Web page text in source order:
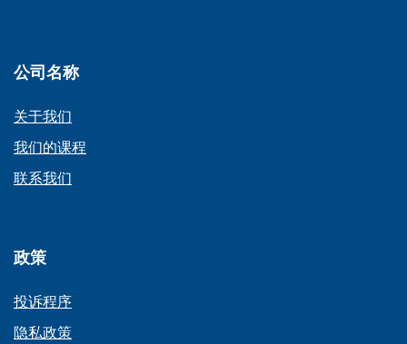
公司名称
关于我们
我们的课程
联系我们
政策
投诉程序
隐私政策